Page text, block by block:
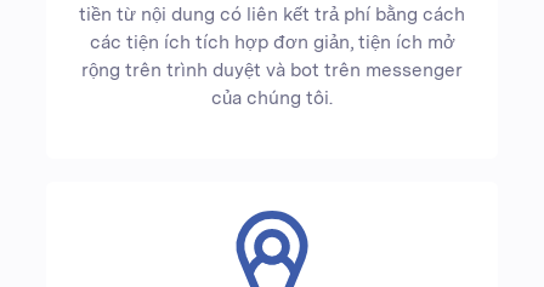
tiền từ nội dung có liên kết trả phí bằng cách
các tiện ích tích hợp đơn giản, tiện ích mở
rộng trên trình duyệt và bot trên messenger
của chúng tôi.